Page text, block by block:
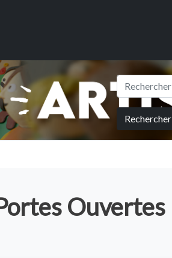
Rechercher
Ouvertes